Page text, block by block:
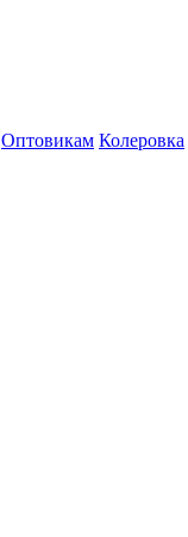
Оптовикам Колеровка